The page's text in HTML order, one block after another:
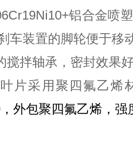
+铝合金喷
车装置的脚轮便于移
搅拌轴承，密封效果
片采用聚四氟乙烯
，外包聚四氟乙烯，强